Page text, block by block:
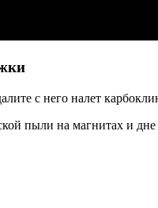
с него налет
пыли на магнитах и